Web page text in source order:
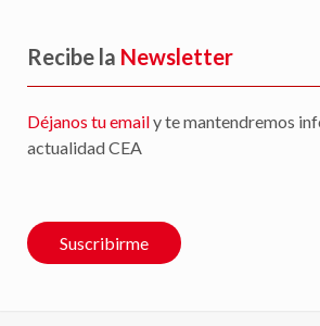
Recibe la Newsletter
Déjanos tu emaily te mantendremos
actualidad CEA
Suscribirme